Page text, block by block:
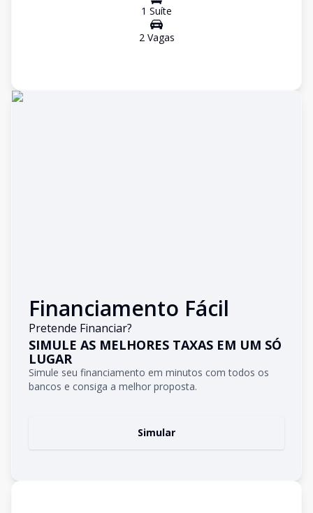
1 Suíte
2Vagas
Financiamento Fácil
Pretende Financiar?
SIMULE AS MELHORES TAXAS EM UM SÓ
LUGAR
Simule seu financiamento em minutos com todos os
bancos e consiga a melhor proposta.
Simular